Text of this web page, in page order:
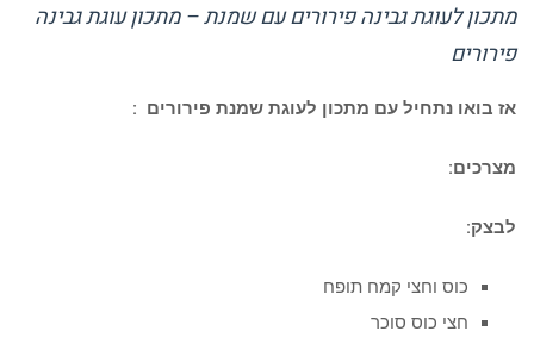
מתכון לעוגת גבינה פירורים עם שמנת – מתכון עוגת גבינה
פירורים
אז בואו נתחיל עם מתכון לעוגת שמנת פירורים :
מצרכים:
לבצק:
כוס וחצי קמח תופח
חצי כוס סוכר